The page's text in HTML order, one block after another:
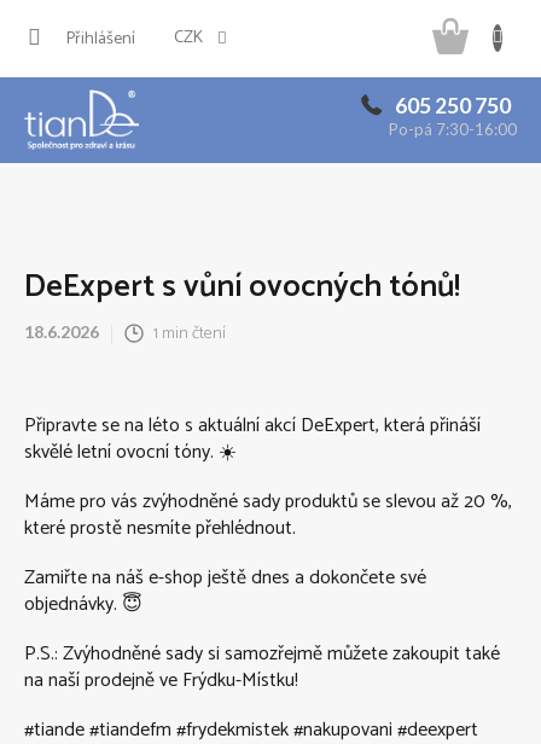
CZK
Přihlášení
605 250 750
Po-pá 7:30-16:00
košík
DeExpert s vůní ovocných tónů!
18.6.2026 1 min čtení
Připravte se na léto s aktuální akcí DeExpert, která přináší
skvělé letní ovocní tóny. ☀️
Máme pro vás zvýhodněné sady produktů se slevou až 20 %,
které prostě nesmíte přehlédnout.
Zamiřte na náš e-shop ještě dnes a dokončete své
objednávky. 😇
P.S.: Zvýhodněné sady si samozřejmě můžete zakoupit také
na naší prodejně ve Frýdku-Místku!
#tiande #tiandefm #frydekmistek #nakupovani #deexpert